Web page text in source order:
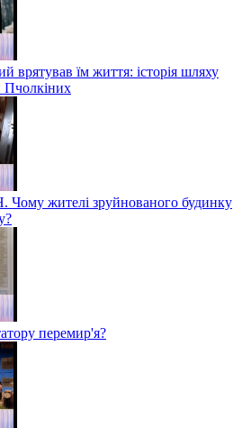
врятував їм життя: історія шляху
Пчолкіних
жителі зруйнованого будинку
перемир'я?